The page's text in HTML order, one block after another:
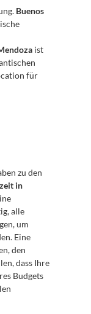
Buenos
ist
für
zu den
in
alle
um
Eine
den
Budgets